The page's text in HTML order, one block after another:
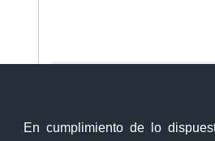
En cumplimiento de lo